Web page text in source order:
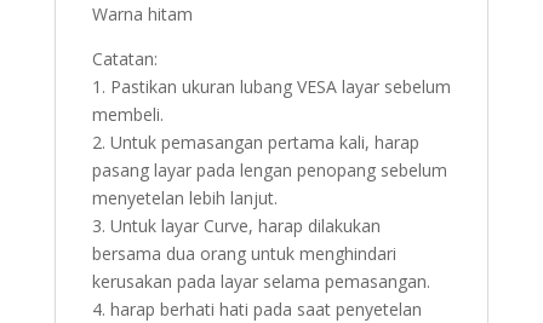
Warna hitam
Catatan:
1. Pastikan ukuran lubang VESA layar sebelum
membeli.
2. Untuk pemasangan pertama kali, harap
pasang layar pada lengan penopang sebelum
menyetelan lebih lanjut.
3. Untuk layar Curve, harap dilakukan
bersama dua orang untuk menghindari
kerusakan pada layar selama pemasangan.
4. harap berhati hati pada saat penyetelan